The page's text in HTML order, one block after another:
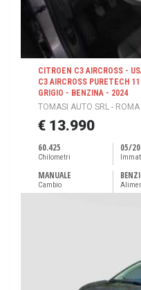
CITROEN C3 AIRCROSS -
C3 AIRCROSS PURETECH
GRIGIO - BENZINA - 2024
TOMASI AUTO SRL -
€ 13.990
60.425
Chilometri
05/
MANUALE
Cambio